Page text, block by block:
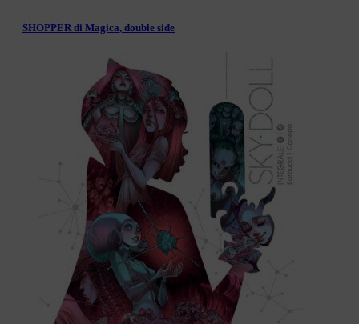
SHOPPER di Magica, double side